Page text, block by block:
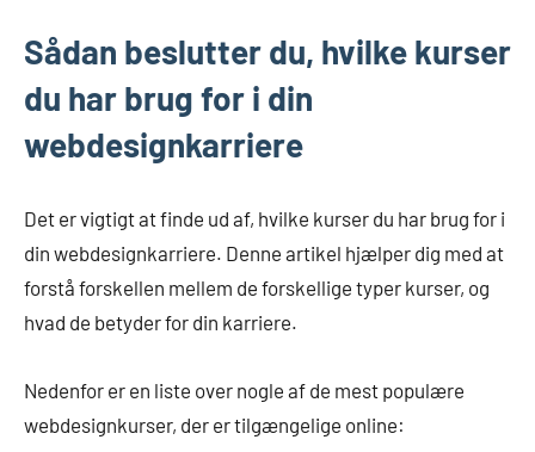
Sådan beslutter du, hvilke kurser
du har brug for i din
webdesignkarriere
Det er vigtigt at finde ud af, hvilke kurser du har brug for i
din webdesignkarriere. Denne artikel hjælper dig med at
forstå forskellen mellem de forskellige typer kurser, og
hvad de betyder for din karriere.
Nedenfor er en liste over nogle af de mest populære
webdesignkurser, der er tilgængelige online: